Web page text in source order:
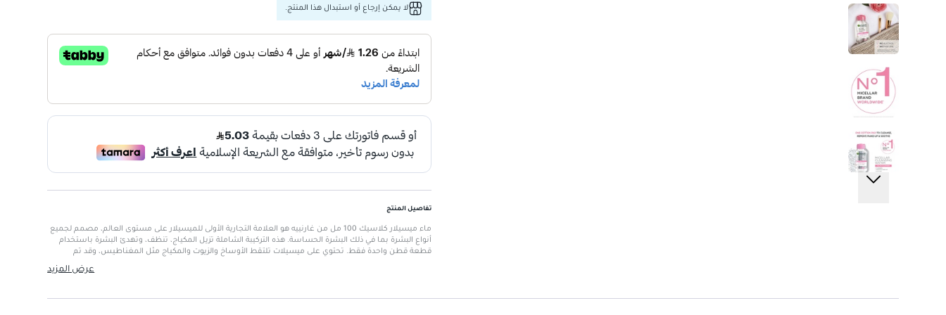
لا يمكن إرجاع أو استبدال هذا المنتج.
تفاصيل المنتج
ماء ميسيلار كلاسيك 100 مل من غارنييه هو العلامة التجارية الأولى للميسيلار على مستوى العالم، مصمم لجميع
أنواع البشرة بما في ذلك البشرة الحساسة. هذه التركيبة الشاملة تزيل المكياج، تنظف، وتهدئ البشرة باستخدام
قطعة قطن واحدة فقط. تحتوي على ميسيلات تلتقط الأوساخ والزيوت والمكياج مثل المغناطيس، وقد تم
التعبئة:زجاجة مع غطاء وردي.
عرض المزيد